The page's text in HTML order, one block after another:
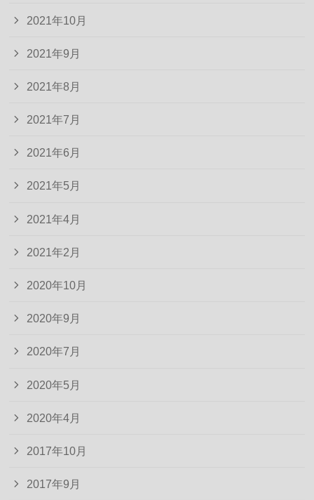
2021年10月
2021年9月
2021年8月
2021年7月
2021年6月
2021年5月
2021年4月
2021年2月
2020年10月
2020年9月
2020年7月
2020年5月
2020年4月
2017年10月
2017年9月